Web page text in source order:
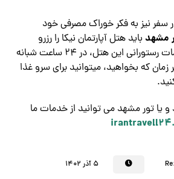
سفر نیز به فکر خوراک مصرفی خود
مشهد باید هتل آپارتمان نیکا را رزرو
نمایند. استفاده از خدمات رستورانی این هتل، در ۲۴ ساعت شبانه
روز امکان‎پذیر است و هر زمان که بخواهید، می‎توانید برای سرو غذا
یا تور مشهد می توانید از خدمات ما
۵ آذر ۱۴۰۲